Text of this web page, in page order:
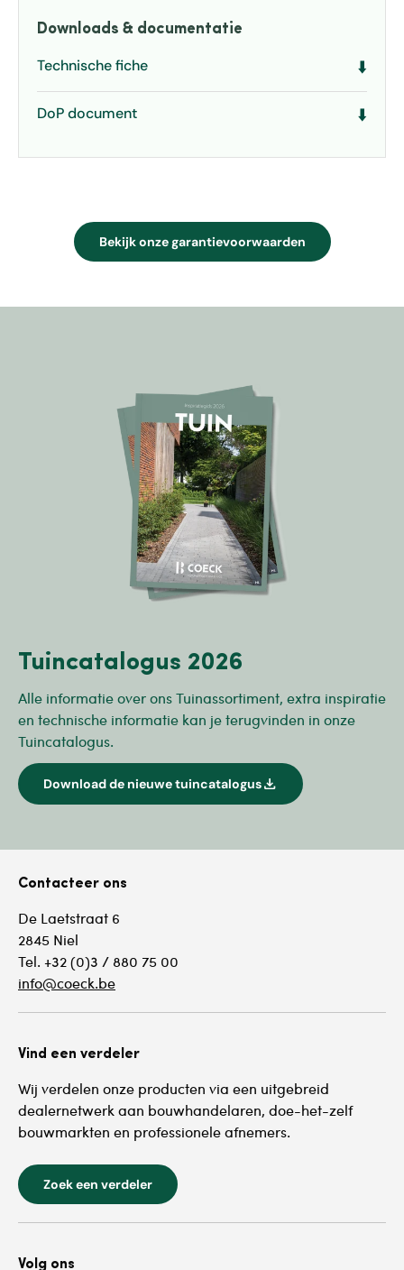
Downloads & documentatie
Technische fiche ⬇️
DoP document ⬇️
Bekijk onze garantievoorwaarden
Tuincatalogus 2026
Alle informatie over ons Tuinassortiment, extra inspiratie
en technische informatie kan je terugvinden in onze
Tuincatalogus.
Download de nieuwe tuincatalogusdownload
Contacteer ons
De Laetstraat 6
2845 Niel
Tel. +32 (0)3 / 880 75 00
info@coeck.be
Vind een verdeler
Wij verdelen onze producten via een uitgebreid
dealernetwerk aan bouwhandelaren, doe-het-zelf
bouwmarkten en professionele afnemers.
Zoek een verdeler
Volg ons